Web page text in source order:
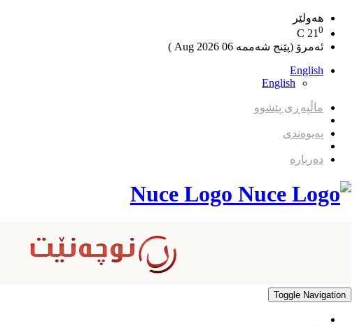
هەولێر
21 0
ئەمرۆ (پێنج شەممە 06 2026 Aug )
English
English
ماڵپەڕی پێشوو
پەیوەندی
دەربارە
Nuce Logo
Toggle Navigation